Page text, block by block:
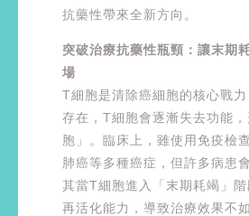
抗藥性帶來全新方向。
突破治療抗藥性瓶頸：讓末期
場
T細胞是清除癌細胞的核心戰
存在，T細胞會逐漸失去功能
胞」。臨床上，雖使用免疫檢
肺癌等多種癌症，但許多病患
其當T細胞進入「末期耗竭」
再活化能力，導致治療效果不